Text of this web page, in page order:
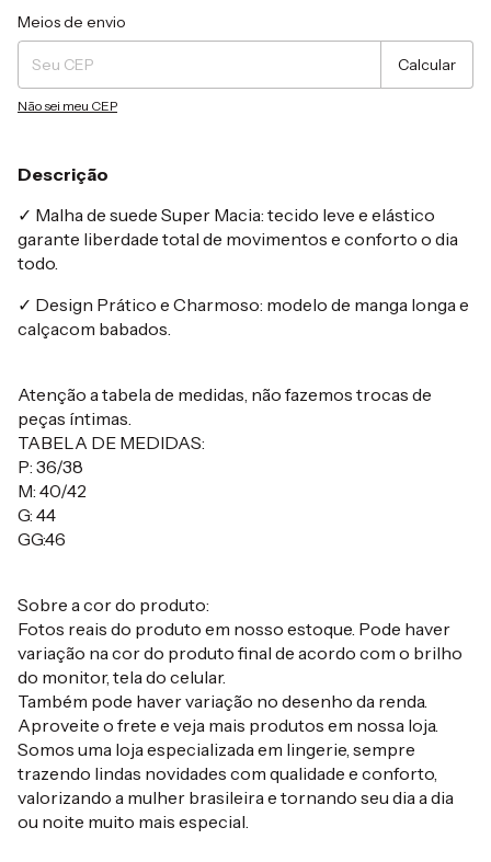
Entregas para o CEP:
Meios de envio
Calcular
Não sei meu CEP
Descrição
✓ Malha de suede Super Macia: tecido leve e elástico
garante liberdade total de movimentos e conforto o dia
todo.
✓ Design Prático e Charmoso: modelo de manga longa e
calçacom babados.
Atenção a tabela de medidas, não fazemos trocas de
peças íntimas.
TABELA DE MEDIDAS:
P: 36/38
M: 40/42
G: 44
GG:46
Sobre a cor do produto:
Fotos reais do produto em nosso estoque. Pode haver
variação na cor do produto final de acordo com o brilho
do monitor, tela do celular.
Também pode haver variação no desenho da renda.
Aproveite o frete e veja mais produtos em nossa loja.
Somos uma loja especializada em lingerie, sempre
trazendo lindas novidades com qualidade e conforto,
valorizando a mulher brasileira e tornando seu dia a dia
ou noite muito mais especial.